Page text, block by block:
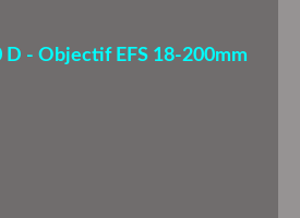
D - Objectif EFS 18-200mm